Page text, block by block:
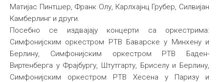
Матијас Пинтшер, Франк Олу, Карлхајнц Грубер, Силвијан
Камберлинг и други.
Посебно се издвајају концерти са оркестрима:
Симфонијским оркестром РТВ Баварске у Минхену и
Берлину, Симфонијским оркестром РТВ Баден-
Виртенберга у Фрајбургу, Штутгарту, Бриселу и Берлину,
Симфонијским оркестром РТВ Хесена у Паризу и